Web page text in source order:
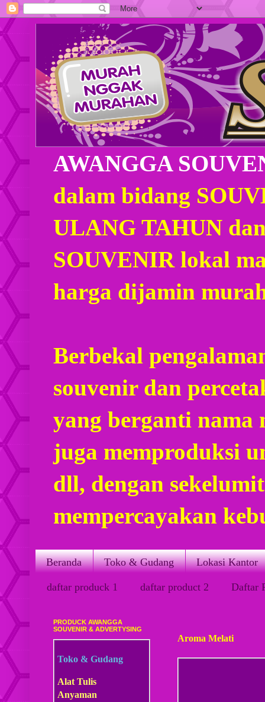
AWANGGA
dalam bidang
ULANG TAHUN
SOUVENIR lokal
harga dijamin
Berbekal
souvenir dan
yang berganti nama
juga memproduksi
dll, dengan
mempercayakan
Beranda Toko & Gudang Lokasi Kantor
daftar produck 1 daftar product 2 Daftar
Aroma Melati
PRODUCK AWANGGA
SOUVENIR & ADVERTYSING
Toko & Gudang
Alat Tulis
Anyaman